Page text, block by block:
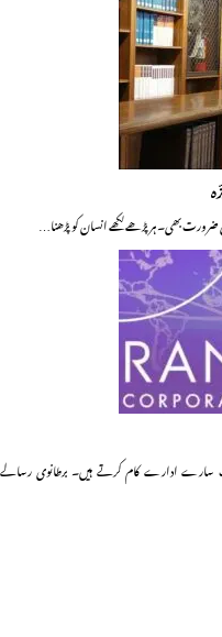
بھی۔ ہر پڑھے لکھے انسان کو پڑھنا…
سارے ادارے کام کرتے ہیں۔ برطانوی رسالے